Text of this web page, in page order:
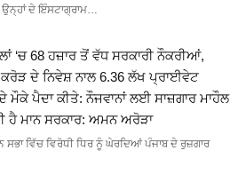
ਦੇ ਇੰਸਟਾਗ੍ਰਾਮ…
‘ਚ 68 ਹਜ਼ਾਰ ਤੋਂ ਵੱਧ ਸਰਕਾਰੀ ਨੌਕਰੀਆਂ,
ਦੇ ਨਿਵੇਸ਼ ਨਾਲ 6.36 ਲੱਖ ਪ੍ਰਾਈਵੇਟ
ਮੌਕੇ ਪੈਦਾ ਕੀਤੇ: ਨੌਜਵਾਨਾਂ ਲਈ ਸਾਜ਼ਗਾਰ ਮਾਹੌਲ
ਹੈ ਮਾਨ ਸਰਕਾਰ: ਅਮਨ ਅਰੋੜਾ
ਸਭਾ ਵਿੱਚ ਵਿਰੋਧੀ ਧਿਰ ਨੂੰ ਘੇਰਦਿਆਂ ਪੰਜਾਬ ਦੇ ਰੁਜ਼ਗਾਰ